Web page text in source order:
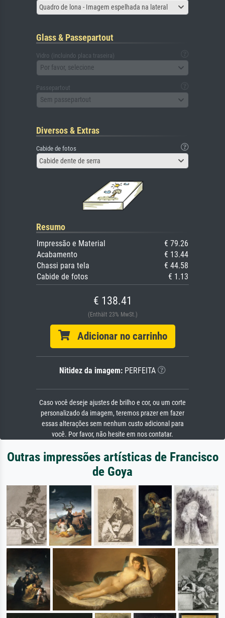
Quadro de lona - Imagem espelhada na lateral
Glass & Passepartout
Vidro (incluindo placa traseira)
Por favor, selecione
Passepartout
Sem passepartout
Diversos & Extras
Cabide de fotos
Cabide dente de serra
Resumo
Impressão e Material
€ 79.26
Acabamento
€ 13.44
Chassi para tela
€ 44.58
Cabide de fotos
€ 1.13
€ 138.41
(Enthält 23% MwSt.)
Adicionar no carrinho
Nitidez da imagem: PERFEITA
Caso você deseje ajustes de brilho e cor, ou um corte
personalizado da imagem, teremos prazer em fazer
essas alterações sem nenhum custo adicional para
você. Por favor, não hesite em nos contatar.
Outras impressões artísticas de Francisco
de Goya